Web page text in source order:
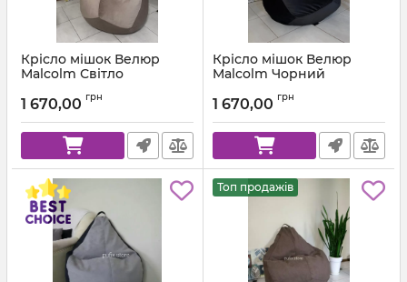
Крісло мішок Велюр
Malcolm Світло
Артикул: km-malcolm-22-l
1 670,00 грн
Крісло мішок Велюр
Malcolm Чорний
1 670,00 грн
Топ продажів